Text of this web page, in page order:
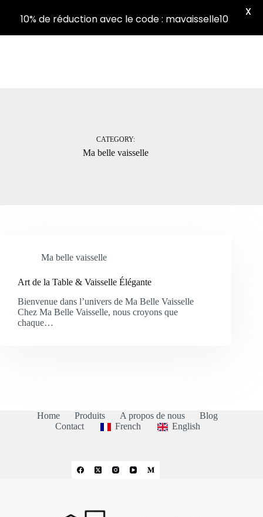
CATEGORY:
Ma belle vaisselle
Ma belle vaisselle
Art de la Table & Vaisselle Élégante
Bienvenue dans l’univers de Ma Belle Vaisselle
Chez Ma Belle Vaisselle, nous croyons que
chaque…
Home Produits A propos de nous
Blog
Contact
French English
10% de réduction avec le code : mavaisselle10
X